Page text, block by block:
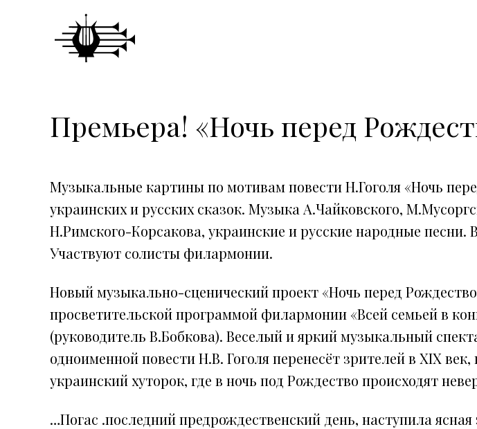
Премьера! «Ночь перед
Музыкальные картины по мотивам повести Н.Гоголя «Ночь
украинских и русских сказок. Музыка А.Чайковского,
Н.Римского-Корсакова, украинские и русские народные песни.
Участвуют солисты филармонии.
Новый музыкально-сценический проект «Ночь перед
просветительской программой филармонии «Всей семьей в
(руководитель В.Бобкова). Веселый и яркий музыкальный
одноименной повести Н.В. Гоголя перенесёт зрителей в ХIХ
украинский хуторок, где в ночь под Рождество происходят
…Погас .последний предрождественский день, наступила ясная